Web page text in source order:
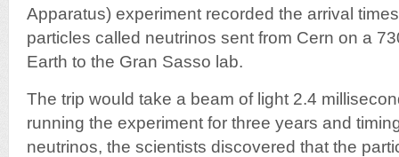
Apparatus) experiment recorded the arrival
particles called neutrinos sent from Cern on a
Earth to the Gran Sasso lab.
The trip would take a beam of light 2.4
running the experiment for three years and
neutrinos, the scientists discovered that the